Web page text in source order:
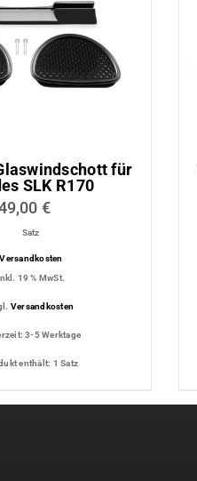
Dachmodul
Lichtmodul
für
SLK R170
€
Satz
Versandkosten
19 % MwSt.
Versandkosten
3-5 Werktage
enthält: 1Satz